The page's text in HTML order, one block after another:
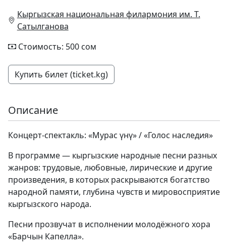
Кыргызская национальная филармония им. Т.
Сатылганова
Стоимость: 500 сом
Купить билет (ticket.kg)
Описание
Концерт-спектакль: «Мурас үнү» / «Голос наследия»
В программе — кыргызские народные песни разных
жанров: трудовые, любовные, лирические и другие
произведения, в которых раскрываются богатство
народной памяти, глубина чувств и мировосприятие
кыргызского народа.
Песни прозвучат в исполнении молодёжного хора
«Барчын Капелла».